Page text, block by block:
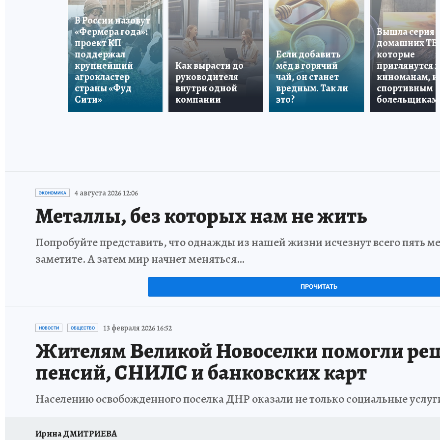
В России назовут
«Фермера года»:
проект КП
поддержал
крупнейший
агрокластер
страны «Фуд
Сити»
Как вырасти до
руководителя
внутри одной
компании
Если добавить
мёд в горячий
чай, он станет
вредным. Так ли
это?
Вышла серия
домашних ТВ,
которые
приглянутся и
киноманам, и
спортивным
болельщикам
ЭКОНОМИКА 4 августа 2026 12:06
Металлы, без которых нам не жить
Попробуйте представить, что однажды из нашей жизни исчезнут всего пять
заметите. А затем мир начнет меняться…
ПРОЧИТАТЬ
НОВОСТИ ОБЩЕСТВО 13 февраля 2026 16:52
Жителям Великой Новоселки помогли
пенсий, СНИЛС и банковских карт
Населению освобожденного поселка ДНР оказали не только социальные
Ирина ДМИТРИЕВА